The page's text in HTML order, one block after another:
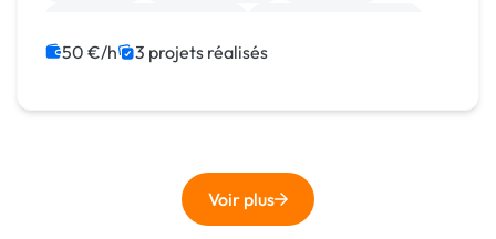
50 €/h 3 projets réalisés
Voir plus